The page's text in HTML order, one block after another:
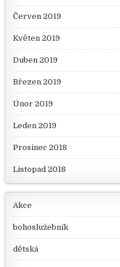
Červen 2019
Květen 2019
Duben 2019
Březen 2019
Únor 2019
Leden 2019
Prosinec 2018
Listopad 2018
Akce
bohoslužebník
dětská